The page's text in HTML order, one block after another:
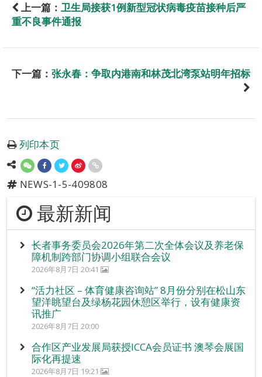
上一篇： 卫生局接获1例新型冠状病毒疫苗接种后严
重不良事件通报
下一篇： 张永春：争取内港南和林茂北湾泵站明年招标
列印本页
NEWS-1-5-409808
最新新闻
长者事务委员会2026年第二次全体会议及养老保
障机制跨部门协调小组联合会议
2026年8月7日 20:41
“活力社区 – 体育健康咨询站” 8月份分别在松山东
望洋眺望台及绿杨花园休憩区举行，设有健康资
讯推广
2026年8月7日 20:00
合作区产业发展局获授ICCA会员证书 澳琴会展国
际化再提速
2026年8月7日 19:21